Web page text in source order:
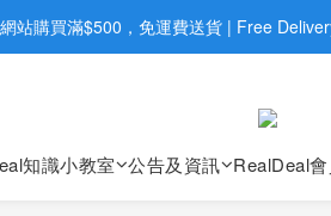
旺角店購買：旺角弼街20號12樓B  |
網站購買滿$500，免運費送貨 | Free
旺角店購買：旺角弼街20號12樓B  |
知識小教室 公告及資訊 RealDeal